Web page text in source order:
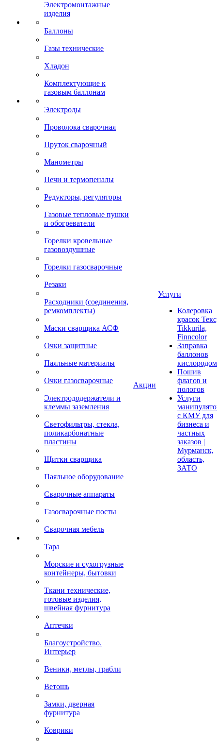
Электромонтажные
изделия
Баллоны
Газы технические
Хладон
Комплектующие к
газовым баллонам
Электроды
Проволока сварочная
Пруток сварочный
Манометры
Печи и термопеналы
Редукторы, регуляторы
Газовые тепловые пушки
и обогреватели
Горелки кровельные
газовоздушные
Горелки газосварочные
Резаки
Расходники (соединения,
ремкомплекты)
Маски сварщика АСФ
Очки защитные
Паяльные материалы
Очки газосварочные
Электрододержатели и
клеммы заземления
Светофильтры, стекла,
поликарбонатные
пластины
Щитки сварщика
Паяльное оборудование
Сварочные аппараты
Газосварочные посты
Сварочная мебель
Тара
Морские и сухогрузные
контейнеры, бытовки
Ткани технические,
готовые изделия,
швейная фурнитура
Аптечки
Благоустройство.
Интерьер
Веники, метлы, грабли
Ветошь
Замки, дверная
фурнитура
Коврики
Акции
Услуги
Колеровка
красок
Tikkurila,
Finncolor
Заправка
баллонов
кислородом
Пошив
флагов и
пологов
Услуги
с КМУ для
бизнеса и
частных
заказов |
Мурманск,
область,
ЗАТО